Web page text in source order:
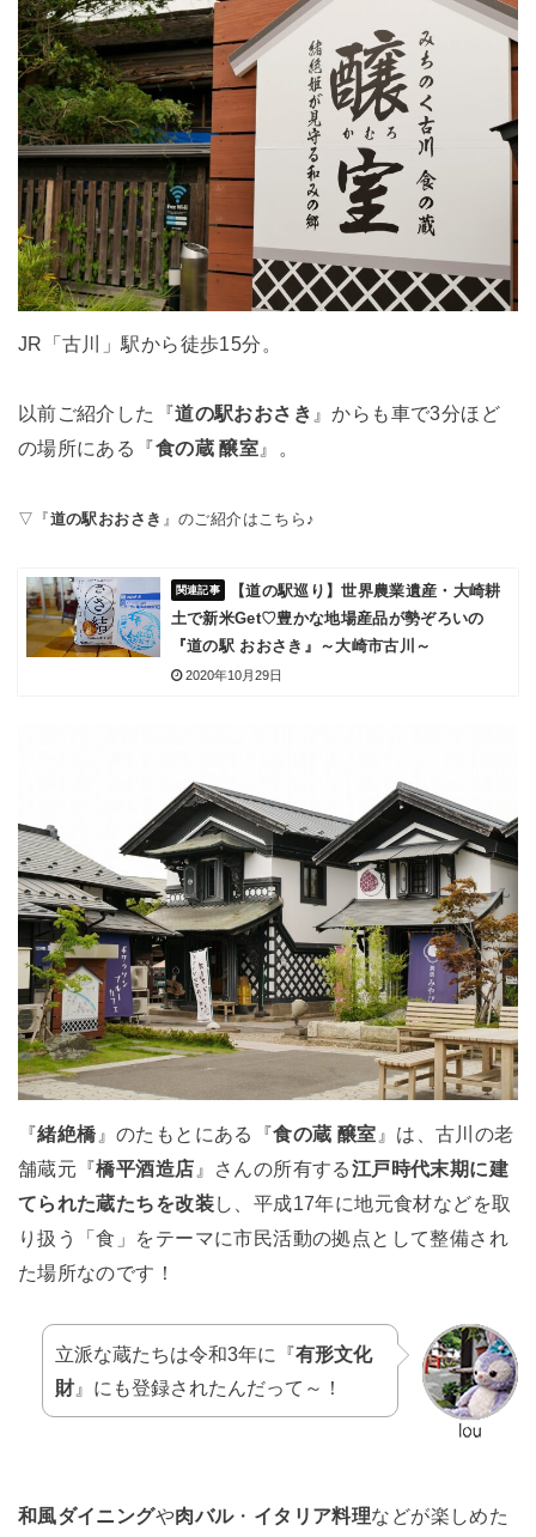
JR「古川」駅から徒歩15分。
以前ご紹介した『道の駅おおさき 』からも車で3分ほど
の場所にある『食の蔵 醸室 』。
▽『道の駅おおさき 』のご紹介はこちら♪
【道の駅巡り】世界農業遺産・大崎耕
土で新米Get♡豊かな地場産品が勢ぞろいの
『道の駅 おおさき』～大崎市古川～
2020年10月29日
『緒絶橋』のたもとにある『食の蔵 醸室 』は、古川の老
舗蔵元『橋平酒造店 』さんの所有する江戸時代末期に建
てられた蔵たちを改装し、平成17年に地元食材などを取
り扱う「食」をテーマに市民活動の拠点として整備され
た場所なのです！
立派な蔵たちは令和3年に『有形文化
財』にも登録されたんだって～！
和風ダイニングや肉バル・ イタリア料理などが楽しめた